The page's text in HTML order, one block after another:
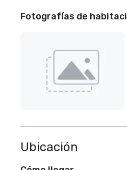
Fotografías de
Ubicación